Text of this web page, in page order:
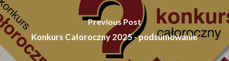
Previous Post
Konkurs Całoroczny 2025 - podsumowanie